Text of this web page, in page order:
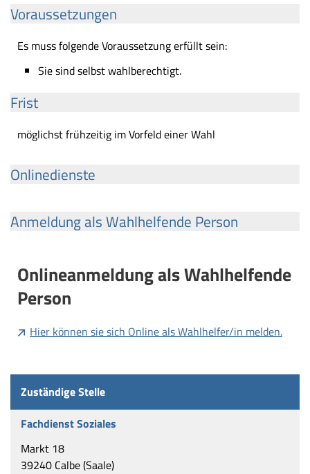
Voraussetzungen
Es muss folgende Voraussetzung erfüllt sein:
Sie sind selbst wahlberechtigt.
Frist
möglichst frühzeitig im Vorfeld einer Wahl
Onlinedienste
Anmeldung als Wahlhelfende Person
Onlineanmeldung als Wahlhelfende
Person
Hier können sie sich Online als Wahlhelfer/in melden.
Zuständige Stelle
Fachdienst Soziales
Markt 18
39240 Calbe (Saale)